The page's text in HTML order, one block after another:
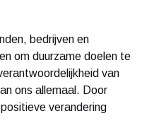
bedrijven en
om duurzame doelen te
van
ons allemaal. Door
verandering